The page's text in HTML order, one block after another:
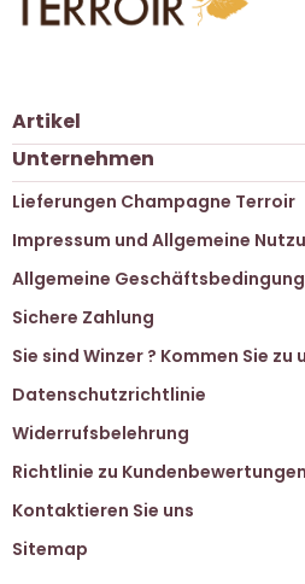
Artikel
Unternehmen
Lieferungen Champagne Terroir
Impressum und Allgemeine
Allgemeine
Sichere Zahlung
Sie sind Winzer ? Kommen Sie zu
Datenschutzrichtlinie
Widerrufsbelehrung
Richtlinie zu Kundenbewertungen
Kontaktieren Sie uns
Sitemap